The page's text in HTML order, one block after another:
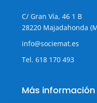
C/ Gran Vía, 46 1 B
28220 Majadahonda
info@sociemat.es
Tel. 618 170 493
Más información